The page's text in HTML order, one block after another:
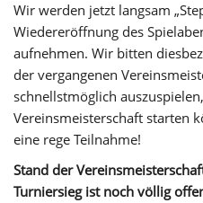
Wir werden jetzt langsam
Wiedereröffnung des
aufnehmen. Wir bitten
der vergangenen
schnellstmöglich
Vereinsmeisterschaft starten
eine rege Teilnahme!
Stand der
Turniersieg ist noch völlig